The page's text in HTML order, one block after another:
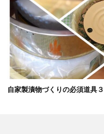
自家製漬物づくりの必須道具